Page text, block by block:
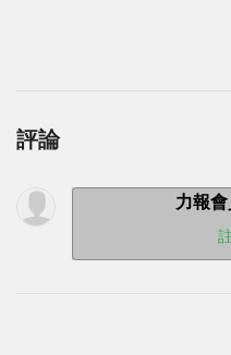
評論
力報